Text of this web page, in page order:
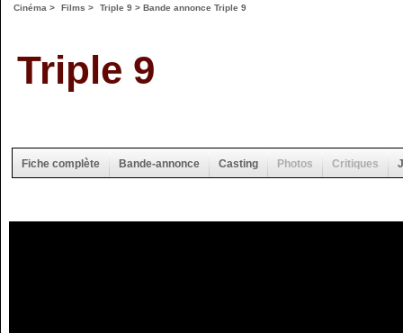
Cinéma > Films > Triple 9 > Bande annonce Triple 9
Triple 9
Fiche complète Bande-annonce Casting Photos Critiques